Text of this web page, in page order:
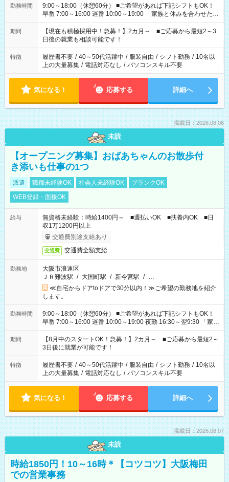
勤務時間
9:00～18:00（休憩60分） ■ご希望があれば下記シフトもOK！
早番 7:00～16:00 遅番 10:00～19:00 「家族と休みを合わせた
い」 「余裕を持って夕飯の準備がしたい」 「できれば残業はし
たくない」 など、ご希望を教えてくださいね。 ※Wワーク希望
の方へ 今ご覧のお仕事で希望する勤務時間と、もう1つのお仕事
の勤務時間。 合計で週40時間を超える場合は応募できません。
期間
【現在も積極採用中！急募！】2カ月～ ■ご応募から最短2～3
日後の就業も相談可能です！
特徴 履歴書不要 / 40～50代活躍中 / 服装自由 / シフト勤務 / 10名以
上の大量募集 / 電話対応なし / パソコンスキル不要
気になる！ 応募する 詳細へ
掲載日：2026.08.06
未読
【オープニング募集】おばあちゃんのお散歩付
き添いも仕事の1つ
派遣 職種未経験OK 社会人未経験OK
ブランクOK
WEB登録・面接OK
給与
無資格未経験：時給1400円～ ■週払いOK ■扶養内OK ■日
収1万1200円以上
交通費別途支給あり
交通費 交通費全額支給
勤務地
大阪市浪速区
ＪＲ難波駅 / 大国町駅 / 新今宮駅 / …
≪自宅からドアtoドアで30分以内！≫ご希望の勤務地を紹介
します。
勤務時間
9:00～18:00（休憩60分） ■ご希望があれば下記シフトもOK！
早番 7:00～16:00 遅番 10:00～19:00 夜勤 16:30～翌9:30 「家族
と休みを合わせたい」 「余裕を持って夕飯の準備がしたい」
「できれば残業はしたくない」 など、ご希望を教えてください
ね。 ※Wワーク希望の方へ 今ご覧のお仕事で希望する勤務時間
と、もう1つのお仕事の勤務時間。 合計で週40時間を超える場
合は応募できません。
期間
【8月中のスタートOK！急募！】2カ月～ ■ご応募から最短2～
3日後に就業が可能です！
特徴 履歴書不要 / 40～50代活躍中 / 服装自由 / シフト勤務 / 10名以
上の大量募集 / 電話対応なし / パソコンスキル不要
気になる！ 応募する 詳細へ
掲載日：2026.08.07
未読
時給1850円！10～16時＊【コツコツ】大阪梅田
での営業事務